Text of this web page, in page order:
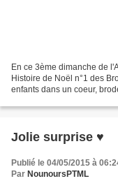
En ce 3ème dimanche de
Histoire de Noël n°1 des
enfants dans un coeur,
Jolie surprise ♥
Publié le 04/05/2015 à
Par NounoursPTML